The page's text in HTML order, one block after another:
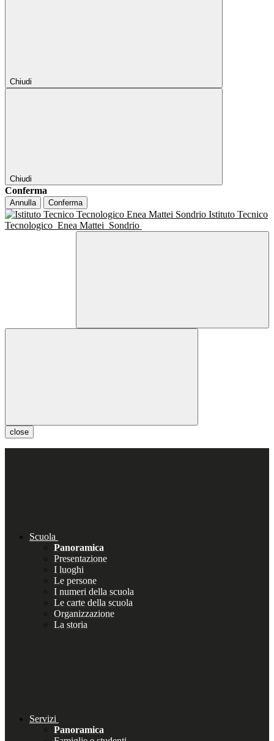
Chiudi
Chiudi
Conferma
Annulla Conferma
Istituto Tecnico
Tecnologico Enea Mattei Sondrio
close
Scuola
Panoramica
Presentazione
I luoghi
Le persone
I numeri della scuola
Le carte della scuola
Organizzazione
La storia
Servizi
Panoramica